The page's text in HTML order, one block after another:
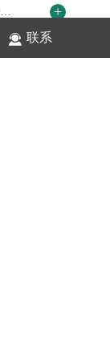
深圳市光明区马田街道将围社区将石第一工业区12号4栋 +
联系